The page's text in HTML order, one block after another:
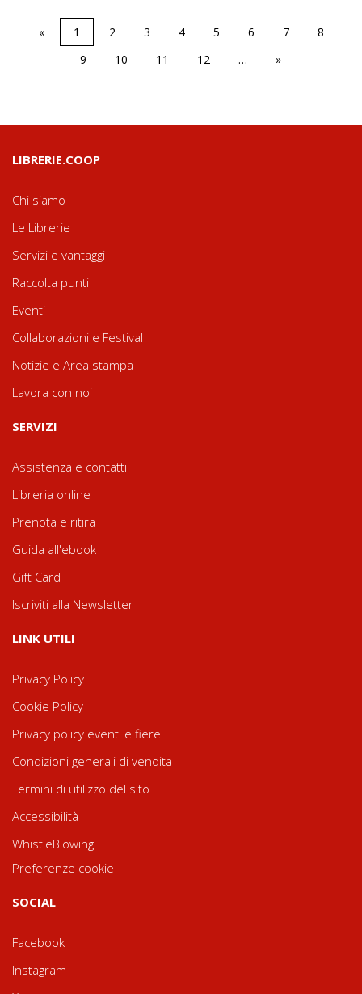
« 1 2 3 4 5 6 7
8
9
10 11 12 … »
LIBRERIE.COOP
Chi siamo
Le Librerie
Servizi e vantaggi
Raccolta punti
Eventi
Collaborazioni e Festival
Notizie e Area stampa
Lavora con noi
SERVIZI
Assistenza e contatti
Libreria online
Prenota e ritira
Guida all'ebook
Gift Card
Iscriviti alla Newsletter
LINK UTILI
Privacy Policy
Cookie Policy
Privacy policy eventi e fiere
Condizioni generali di vendita
Termini di utilizzo del sito
Accessibilità
WhistleBlowing
Preferenze cookie
SOCIAL
Facebook
Instagram